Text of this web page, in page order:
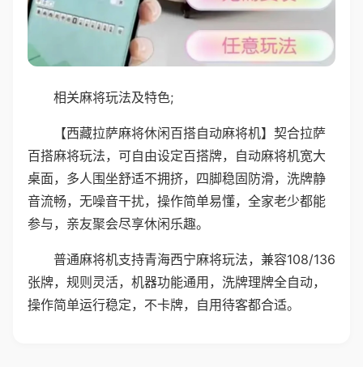
相关麻将玩法及特色;
【西藏拉萨麻将休闲百搭自动麻将机】契合拉萨
百搭麻将玩法，可自由设定百搭牌，自动麻将机宽大
桌面，多人围坐舒适不拥挤，四脚稳固防滑，洗牌静
音流畅，无噪音干扰，操作简单易懂，全家老少都能
参与，亲友聚会尽享休闲乐趣。
普通麻将机支持青海西宁麻将玩法，兼容108/136
张牌，规则灵活，机器功能通用，洗牌理牌全自动，
操作简单运行稳定，不卡牌，自用待客都合适。